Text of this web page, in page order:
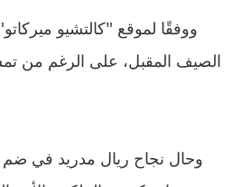
ووفقًا لموقع "كالتشيو
الصيف المقبل، على الرغم من
وحال نجاح ريال مدريد في ضم